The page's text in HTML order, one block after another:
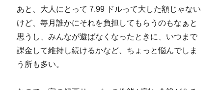
あと、大人にとって 7.99 ドルって大した額じゃない
けど、毎月誰かにそれを負担してもらうのもなぁと
思うし、みんなが遊ばなくなったときに、いつまで
課金して維持し続けるかなど、ちょっと悩んでしま
う所も多い。